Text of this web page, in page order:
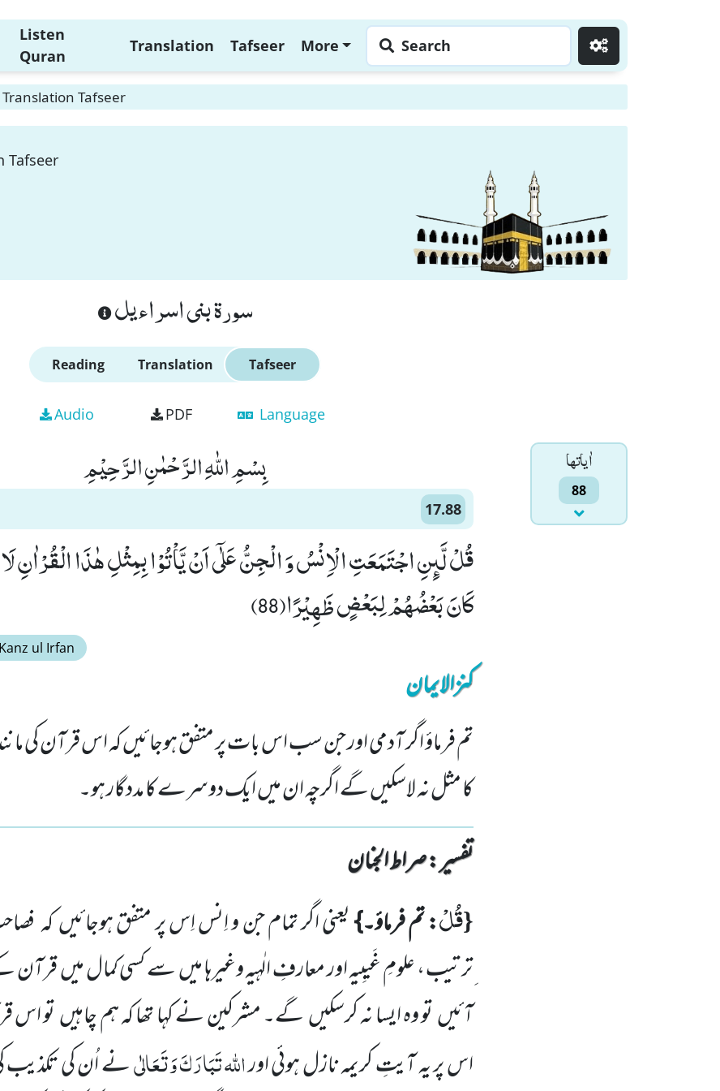
Listen
Quran
Translation Tafseer More Search
Tafseer
Tafseer
سورة بنى اسراءيل
Reading Translation Tafseer
Audio PDF Language
اٰياتها
88
بِسْمِ اللّٰهِ الرَّحْمٰنِ الرَّحِیْمِ
17.88
قُلْ لَّىٕنِ اجْتَمَعَتِ الْاِنْسُ وَ الْجِنُّ عَلٰۤى اَنْ یَّاْتُوْا بِمِثْلِ هٰذَا الْقُرْاٰنِ لَا
كَانَ بَعْضُهُمْ لِبَعْضٍ ظَهِیْرًا(88)
Kanz ul Irfan
کنزالایمان
تم فرماؤ اگر آدمی اور جن سب اس بات پر متفق ہوجائیں کہ اس قرآن کی
کا مثل نہ لاسکیں گے اگرچہ ان میں ایک دوسرے کا مددگار ہو۔
تفسیر : ‎صراط الجنان
{قُلْ: تم فرماؤ۔}یعنی اگر تمام جن و اِنس اِس پر متفق ہوجائیںکہ
ِترتیب ، علومِ غَیبِیہ اور معارفِ الٰہیہوغیرہا میںسے کسی کمال میںقرآن
آئیںتو وہ ایسا نہ کرسکیںگے۔ مشرکین نے کہا تھا کہ ہم چاہیںتو اس
اس پر یہ آیتِ کریمہ نازل ہوئی اوراللّٰہتَبَارَکَ وَتَعَالٰینے اُن کی تکذیب